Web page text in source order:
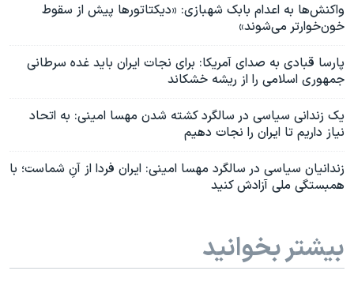
واکنش‌ها به اعدام بابک شهبازی: «دیکتاتورها پیش از سقوط
خون‌خوارتر می‌شوند»
پارسا قبادی به صدای آمریکا: برای نجات ایران باید غده سرطانی
جمهوری اسلامی را از ریشه خشکاند
یک زندانی سیاسی در سالگرد کشته شدن مهسا امینی: به اتحاد
نیاز داریم تا ایران را نجات دهیم
زندانیان سیاسی در سالگرد مهسا امینی: ایران فردا از آنِ شماست؛ با
همبستگی ملی آزادش کنید
بیشتر بخوانید